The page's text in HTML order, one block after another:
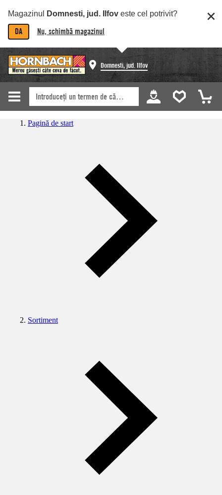
Magazinul Domnesti, jud. Ilfov este cel potrivit?
DA Nu, schimbă magazinul
Domnesti, jud. Ilfov
Pagină de start
Sortiment